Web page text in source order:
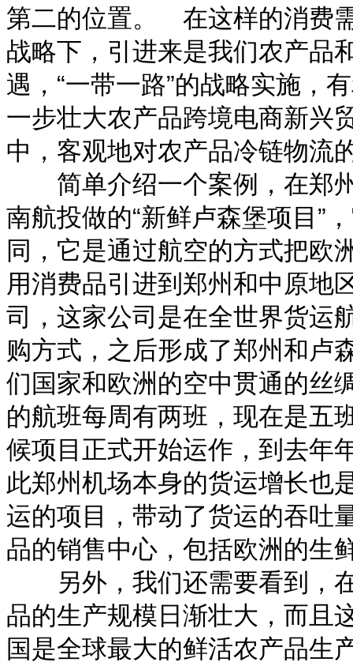
第二的位置。
在这样的消费
战略下，引进来是我们农产品
遇，“一带一路”的战略实施，
一步壮大农产品跨境电商新兴
中，客观地对农产品冷链物流
简单介绍一个案例，在郑州
南航投做的“新鲜卢森堡项目”
同，它是通过航空的方式把欧
用消费品引进到郑州和中原地
司，这家公司是在全世界货运
购方式，之后形成了郑州和卢
们国家和欧洲的空中贯通的丝
的航班每周有两班，现在是五
候项目正式开始运作，到去年
此郑州机场本身的货运增长也
运的项目，带动了货运的吞吐
品的销售中心，包括欧洲的生
另外，我们还需要看到，在
品的生产规模日渐壮大，而且
国是全球最大的鲜活农产品生